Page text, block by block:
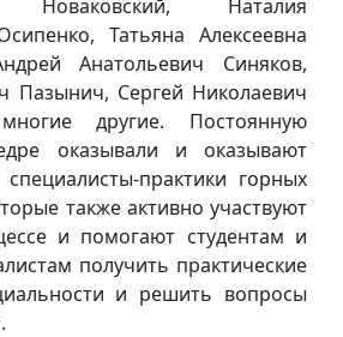
Новаковский, Наталия
Татьяна Алексеевна
Анатольевич Синяков,
Пазынич, Сергей Николаевич
другие. Постоянную
оказывали и оказывают
практики горных
также активно участвуют
и помогают студентам и
получить практические
и решить вопросы